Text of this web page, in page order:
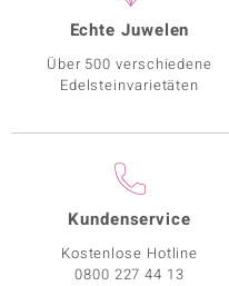
Echte Juwelen
Über 500 verschiedene
Edelsteinvarietäten
Kundenservice
Kostenlose Hotline
0800 227 44 13